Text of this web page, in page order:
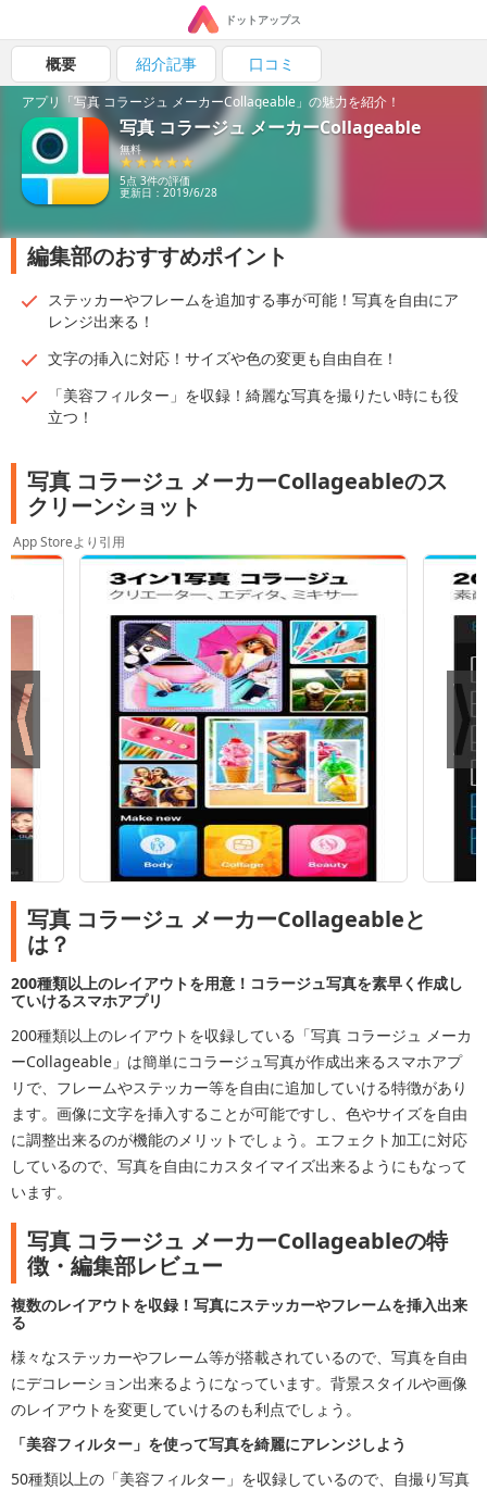
ドットアップス
概要 紹介記事 口コミ
アプリ「写真 コラージュ メーカーCollageable」の魅力を紹介！
写真 コラージュ メーカーCollageable
無料
5点 3件の評価
更新日：2019/6/28
編集部のおすすめポイント
ステッカーやフレームを追加する事が可能！写真を自由にア
レンジ出来る！
文字の挿入に対応！サイズや色の変更も自由自在！
「美容フィルター」を収録！綺麗な写真を撮りたい時にも役
立つ！
写真 コラージュ メーカーCollageableのス
クリーンショット
App Storeより引用
写真 コラージュ メーカーCollageableと
は？
200種類以上のレイアウトを用意！コラージュ写真を素早く作成し
ていけるスマホアプリ
200種類以上のレイアウトを収録している「写真 コラージュ メーカ
ーCollageable」は簡単にコラージュ写真が作成出来るスマホアプ
リで、フレームやステッカー等を自由に追加していける特徴があり
ます。画像に文字を挿入することが可能ですし、色やサイズを自由
に調整出来るのが機能のメリットでしょう。エフェクト加工に対応
しているので、写真を自由にカスタイマイズ出来るようにもなって
います。
写真 コラージュ メーカーCollageableの特
徴・編集部レビュー
複数のレイアウトを収録！写真にステッカーやフレームを挿入出来
る
様々なステッカーやフレーム等が搭載されているので、写真を自由
にデコレーション出来るようになっています。背景スタイルや画像
のレイアウトを変更していけるのも利点でしょう。
「美容フィルター」を使って写真を綺麗にアレンジしよう
50種類以上の「美容フィルター」を収録しているので、自撮り写真